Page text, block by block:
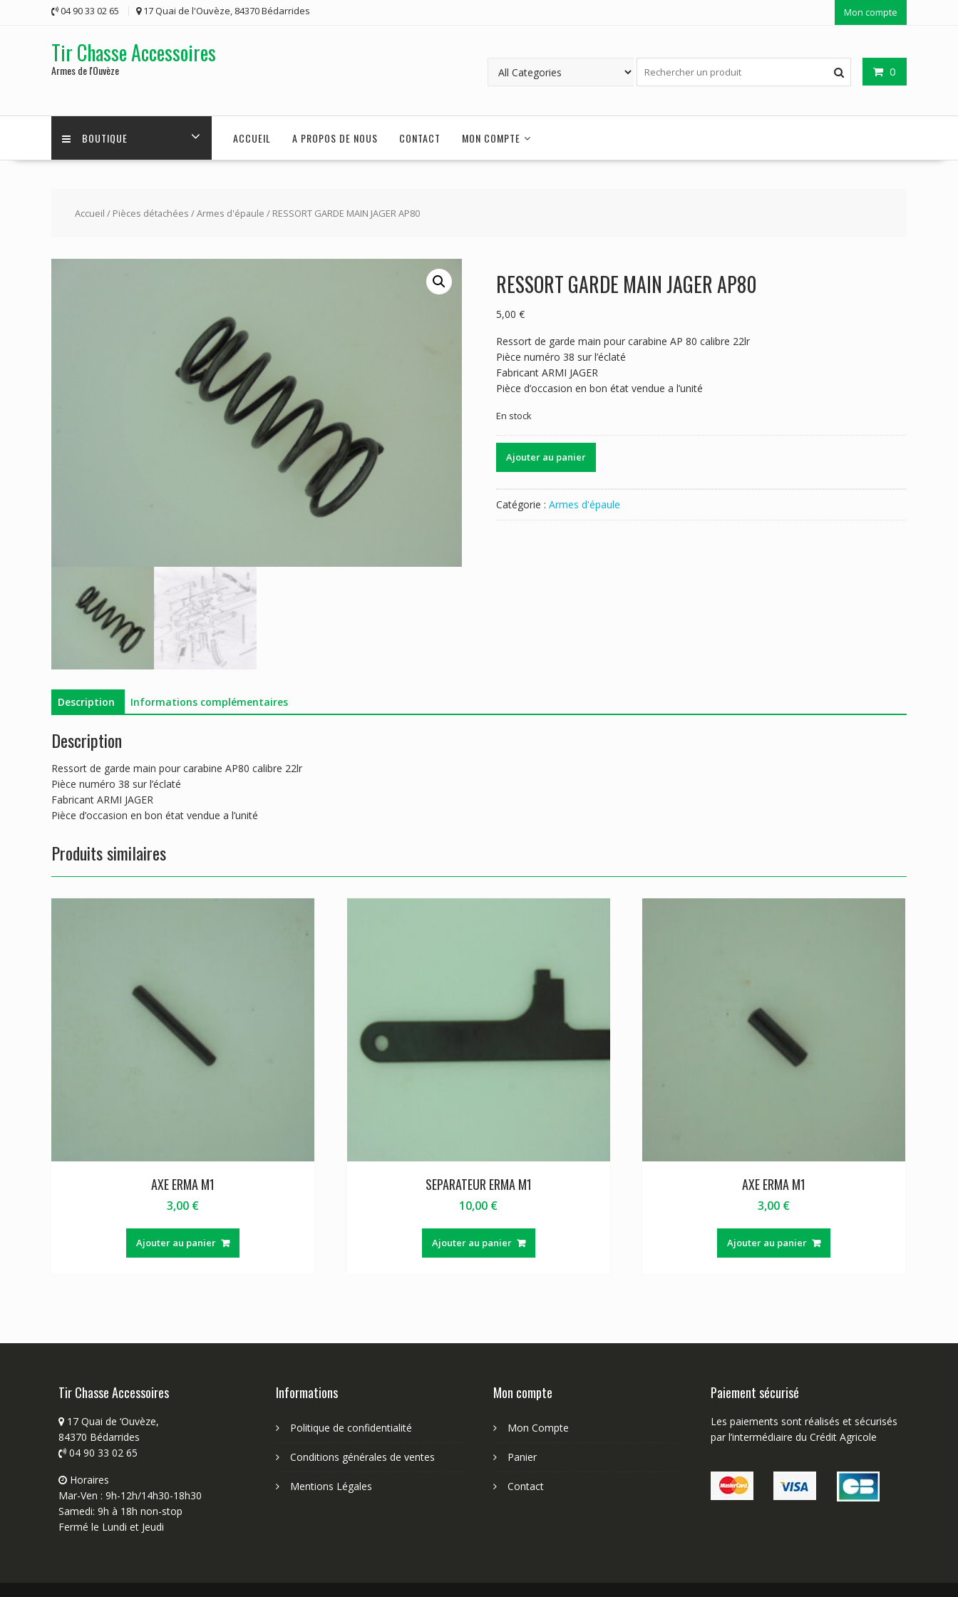
04 90 33 02 65 17 Quai de l'Ouvèze, 84370 Bédarrides Mon compte
Tir Chasse Accessoires
Armes de l'Ouvèze 0
BOUTIQUE ACCUEIL A PROPOS DE NOUS CONTACT MON COMPTE
Accueil / Pièces détachées /Armes d'épaule / RESSORT GARDE MAIN JAGER AP80
RESSORT GARDE MAIN JAGER AP80
5,00 €
Ressort de garde main pour carabine AP 80 calibre 22lr
Pièce numéro 38 sur l’éclaté
Fabricant ARMI JAGER
Pièce d’occasion en bon état vendue a l’unité
En stock
de
MAIN
Ajouter au panier
Catégorie : Armes d'épaule
Description Informations complémentaires
Description
Ressort de garde main pour carabine AP80 calibre 22lr
Pièce numéro 38 sur l’éclaté
Fabricant ARMI JAGER
Pièce d’occasion en bon état vendue a l’unité
Produits similaires
AXE ERMA M1
3,00 €
Ajouter au panier
SEPARATEUR ERMA M1
10,00 €
Ajouter au panier
AXE ERMA M1
3,00 €
Ajouter au panier
Tir Chasse Accessoires
17 Quai de ‘Ouvèze,
84370 Bédarrides
04 90 33 02 65
Horaires
Mar-Ven : 9h-12h/14h30-18h30
Samedi: 9h à 18h non-stop
Fermé le Lundi et Jeudi
Informations
Politique de confidentialité
Conditions générales de ventes
Mentions Légales
Mon compte
Mon Compte
Panier
Contact
Paiement sécurisé
Les paiements sont réalisés et sécurisés
par l’intermédiaire du Crédit Agricole